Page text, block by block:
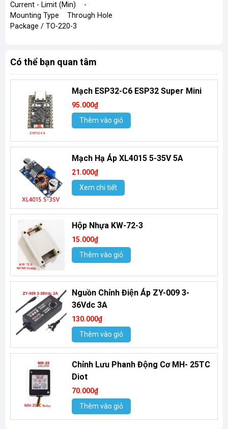
Current - Limit (Min) -
Mounting Type Through Hole
Package / TO-220-3
Có thể bạn quan tâm
Mạch ESP32-C6 ESP32 Super Mini
95.000₫
Thêm vào giỏ
Mạch Hạ Áp XL4015 5-35V 5A
21.000₫
Xem chi tiết
Hộp Nhựa KW-72-3
15.000₫
Thêm vào giỏ
Nguồn Chỉnh Điện Áp ZY-009 3-
36Vdc 3A
130.000₫
Thêm vào giỏ
Chỉnh Lưu Phanh Động Cơ MH- 25TC
Diot
70.000₫
Thêm vào giỏ